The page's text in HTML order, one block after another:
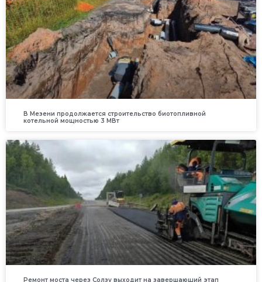
В Мезени продолжается строительство биотопливной
котельной мощностью 3 МВт
Ремонт моста через Солзу выходит на завершающий этап